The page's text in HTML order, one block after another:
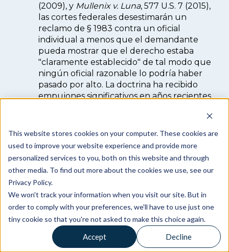
This website stores cookies on your computer. These cookies are
used to improve your website experience and provide more
personalized services to you, both on this website and through
other media. To find out more about the cookies we use, see our
Privacy Policy.
We won't track your information when you visit our site. But in
order to comply with your preferences, we'll have to use just one
tiny cookie so that you're not asked to make this choice again.
Accept Decline
(2009), y Mullenix v. Luna, 577 U.S. 7 (2015),
las cortes federales desestimarán un
reclamo de § 1983 contra un oficial
individual a menos que el demandante
pueda mostrar que el derecho estaba
"claramente establecido" de tal modo que
ningún oficial razonable lo podría haber
pasado por alto. La doctrina ha recibido
empujones significativos en años recientes
Suprema rechazó la inmunidad calificada
la doctrina sigue vigente y sigue
derrotando la mayoría de los reclamos
federales.
El Décimo Circuito, como otros circuitos
federales, ha seguido aplicando el rigor
"claramente establecido" deHarlow/
Pearson
— y como otros circuitos,
ha tenido que absorber el recordatorio de
Novo Legal